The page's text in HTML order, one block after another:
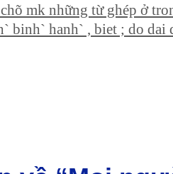
mk những từ ghép ở
binh` hanh` , biet ; do dai